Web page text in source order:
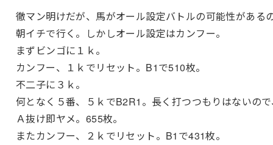
徹マン明けだが、馬がオール設定バトルの可能性がある
朝イチで行く。しかしオール設定はカンフー。
まずビンゴに１ｋ。
カンフー、１ｋでリセット。B1で510枚。
不二子に３ｋ。
何となく５番、５ｋでB2R1。長く打つつもりはないの
Ａ抜け即ヤメ。655枚。
またカンフー、２ｋでリセット。B1で431枚。